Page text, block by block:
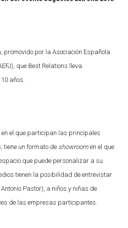
promovido por la Asociación Española
que Best Relations lleva
años.
en el que participan las principales
tiene un formato de showroom en el que
que puede personalizar a su
tienen la posibilidad de entrevistar
Pastor), a niños y niñas de
de las empresas participantes.